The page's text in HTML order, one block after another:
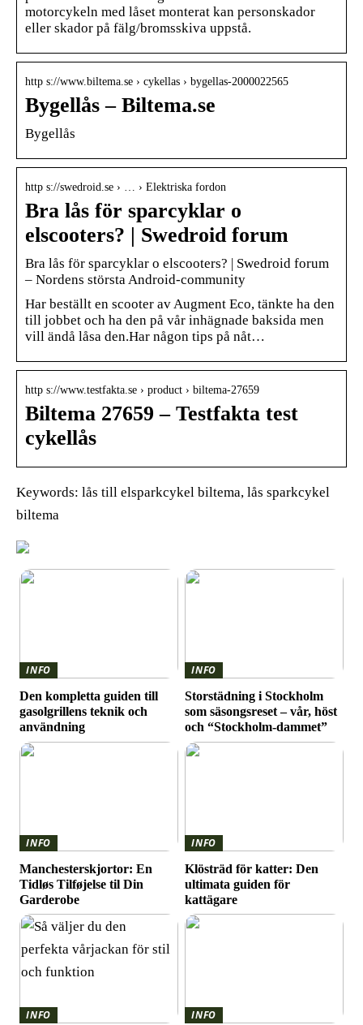
motorcykeln med låset monterat kan personskador
eller skador på fälg/bromsskiva uppstå.
http s://www.biltema.se › cykellas › bygellas-2000022565
Bygellås – Biltema.se
Bygellås
http s://swedroid.se › … › Elektriska fordon
Bra lås för sparcyklar o
elscooters? | Swedroid forum
Bra lås för sparcyklar o elscooters? | Swedroid forum
– Nordens största Android-community
Har beställt en scooter av Augment Eco, tänkte ha den
till jobbet och ha den på vår inhägnade baksida men
vill ändå låsa den.Har någon tips på nåt…
http s://www.testfakta.se › product › biltema-27659
Biltema 27659 – Testfakta test
cykellås
Keywords: lås till elsparkcykel biltema, lås sparkcykel
biltema
INFO
Den kompletta guiden till
gasolgrillens teknik och
användning
INFO
Storstädning i Stockholm
som säsongsreset – vår, höst
och “Stockholm-dammet”
INFO
Manchesterskjortor: En
Tidløs Tilføjelse til Din
Garderobe
INFO
Klösträd för katter: Den
ultimata guiden för
kattägare
INFO
INFO